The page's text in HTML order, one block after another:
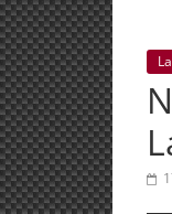
|
Italiaans
&
lifestyle